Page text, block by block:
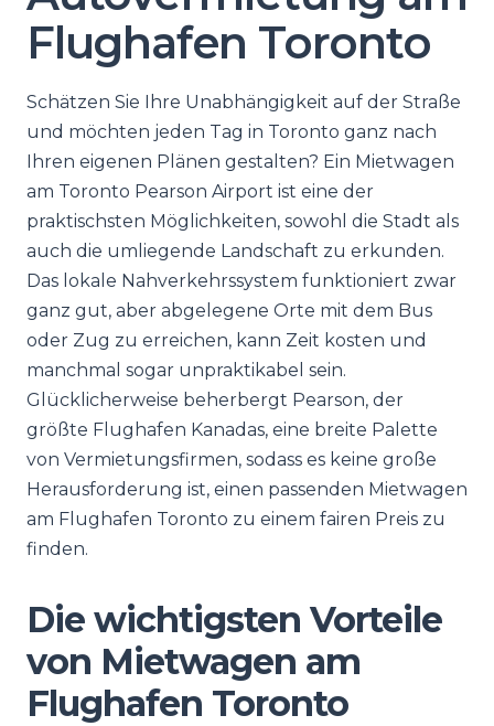
Flughafen Toronto
Schätzen Sie Ihre Unabhängigkeit auf der Straße
und möchten jeden Tag in Toronto ganz nach
Ihren eigenen Plänen gestalten? Ein Mietwagen
am Toronto Pearson Airport ist eine der
praktischsten Möglichkeiten, sowohl die Stadt als
auch die umliegende Landschaft zu erkunden.
Das lokale Nahverkehrssystem funktioniert zwar
ganz gut, aber abgelegene Orte mit dem Bus
oder Zug zu erreichen, kann Zeit kosten und
manchmal sogar unpraktikabel sein.
Glücklicherweise beherbergt Pearson, der
größte Flughafen Kanadas, eine breite Palette
von Vermietungsfirmen, sodass es keine große
Herausforderung ist, einen passenden Mietwagen
am Flughafen Toronto zu einem fairen Preis zu
finden.
Die wichtigsten Vorteile
von Mietwagen am
Flughafen Toronto